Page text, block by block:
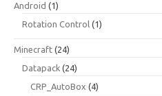
Android (1)
Rotation Control (1)
Minecraft (24)
Datapack (24)
CRP_AutoBox (4)